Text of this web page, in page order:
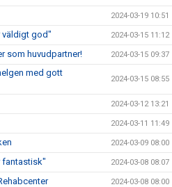
2024-03-19 10:51
väldigt god" 2024-03-15 11:12
som huvudpartner! 2024-03-15 09:37
med gott
2024-03-15 08:55
2024-03-12 13:21
2024-03-11 11:49
2024-03-09 08:00
fantastisk" 2024-03-08 08:07
2024-03-08 08:00